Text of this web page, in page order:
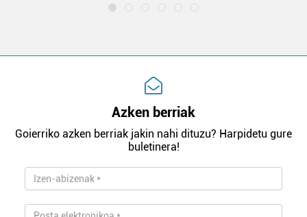
Azken berriak
Goierriko azken berriak jakin nahi dituzu? Harpidetu gure
buletinera!